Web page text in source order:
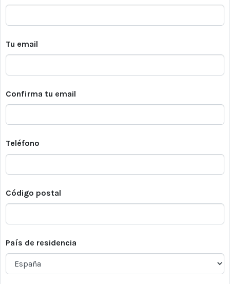
Tu email
Confirma tu email
Teléfono
Código postal
País de residencia